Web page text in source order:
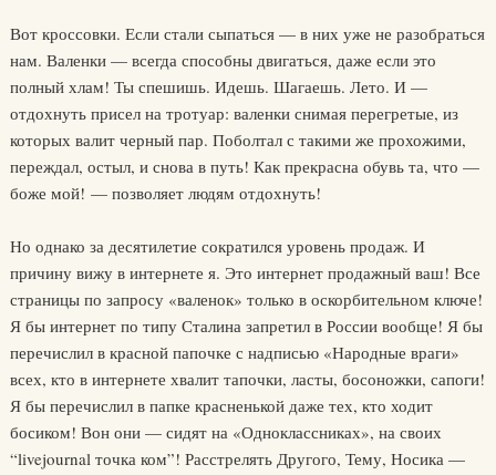
Вот кроссовки. Если стали сыпаться — в них уже не разобраться
нам. Валенки — всегда способны двигаться, даже если это
полный хлам! Ты спешишь. Идешь. Шагаешь. Лето. И —
отдохнуть присел на тротуар: валенки снимая перегретые, из
которых валит черный пар. Поболтал с такими же прохожими,
переждал, остыл, и снова в путь! Как прекрасна обувь та, что —
боже мой! — позволяет людям отдохнуть!
Но однако за десятилетие сократился уровень продаж. И
причину вижу в интернете я. Это интернет продажный ваш! Все
страницы по запросу «валенок» только в оскорбительном ключе!
Я бы интернет по типу Сталина запретил в России вообще! Я бы
перечислил в красной папочке с надписью «Народные враги»
всех, кто в интернете хвалит тапочки, ласты, босоножки, сапоги!
Я бы перечислил в папке красненькой даже тех, кто ходит
босиком! Вон они — сидят на «Одноклассниках», на своих
“livejournal точка ком”! Расстрелять Другого, Тему, Носика —